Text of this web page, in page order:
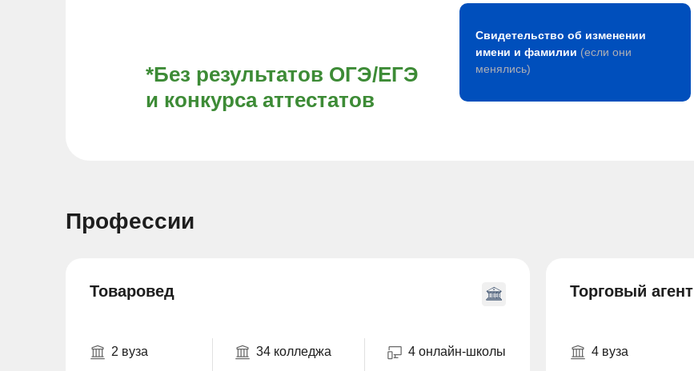
*Без результатов ОГЭ/ЕГЭ
и конкурса аттестатов
Свидетельство об изменении
имени и фамилии (если они
менялись)
Профессии
Товаровед
2 вуза
34 колледжа
4 онлайн-школы
Торговый агент
4 вуза